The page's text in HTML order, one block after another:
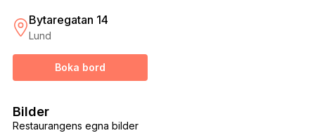
Bytaregatan 14
Lund
Boka bord
Restaurangens egna bilder
Bilder